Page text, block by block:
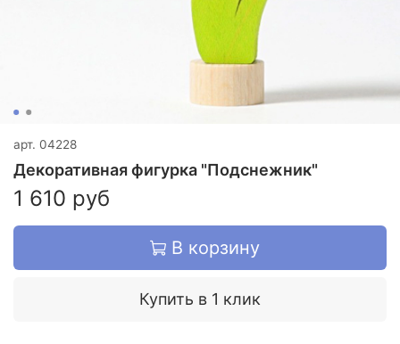
арт. 04228
Декоративная фигурка "Подснежник"
1 610 руб
В корзину
Купить в 1 клик